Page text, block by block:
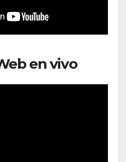
en vivo